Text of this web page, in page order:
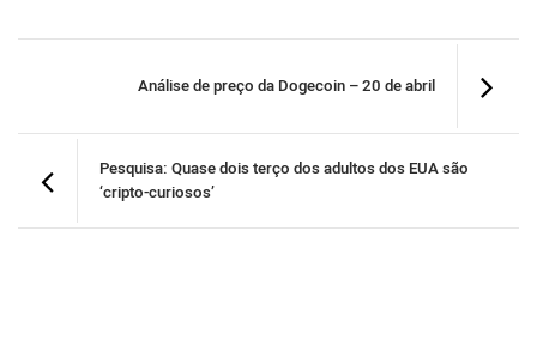
Análise de preço da Dogecoin – 20 de abril
Pesquisa: Quase dois terço dos adultos dos EUA são
‘cripto-curiosos’